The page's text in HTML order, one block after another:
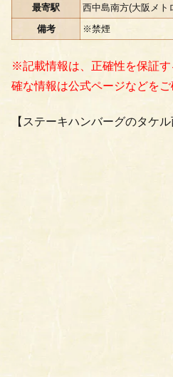
最寄駅
西中島南方(大阪メト
備考
※禁煙
※記載情報は、正確性を保証
確な情報は公式ページなどをご
【ステーキハンバーグのタケル